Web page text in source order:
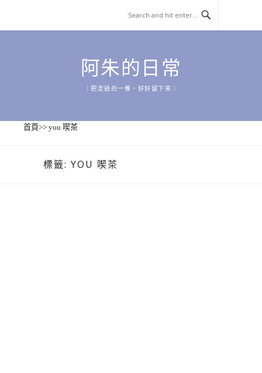
content
阿朱的日常
｜把走過的一餐，好好留下來｜
首頁>> you 喫茶
標籤: YOU 喫茶